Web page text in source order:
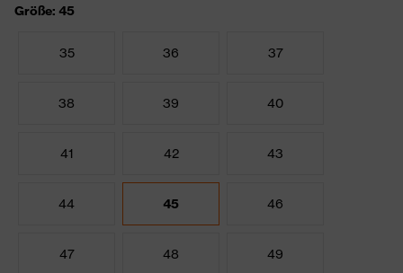
Größe: 45
35 36 37
38 39 40
41 42 43
44 45 46
47 48 49